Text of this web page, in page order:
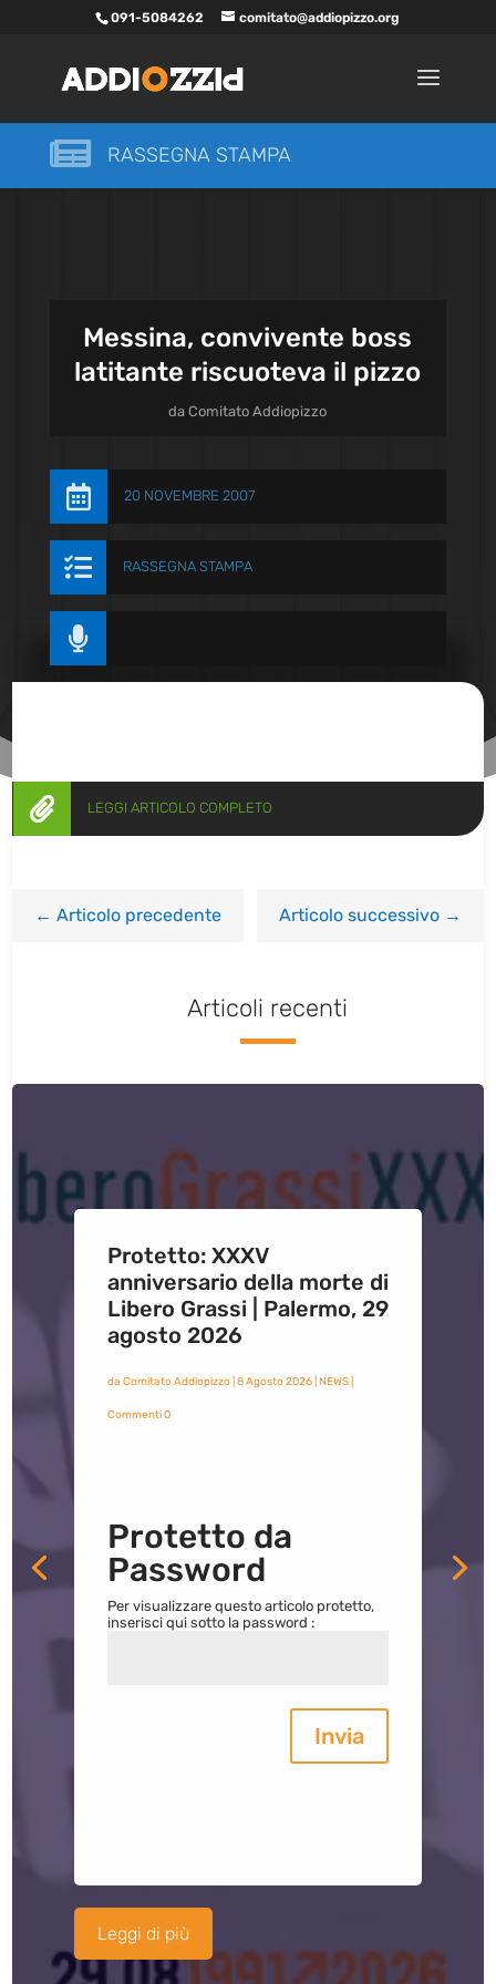
091-5084262 comitato@addiopizzo.org
 RASSEGNA STAMPA
Messina, convivente boss
latitante riscuoteva il pizzo
daComitato Addiopizzo
 20 NOVEMBRE 2007
 RASSEGNA STAMPA

 LEGGI ARTICOLO COMPLETO
←Articolo precedente Articolo successivo→
Articoli recenti
Protetto: XXXV
anniversario della morte di
Libero Grassi | Palermo, 29
agosto 2026
da Comitato Addiopizzo| 8 Agosto 2026| NEWS|
Commenti 0
Protetto da
Password
Per visualizzare questo articolo protetto,
inserisci qui sotto la password :
Invia
Leggi di più